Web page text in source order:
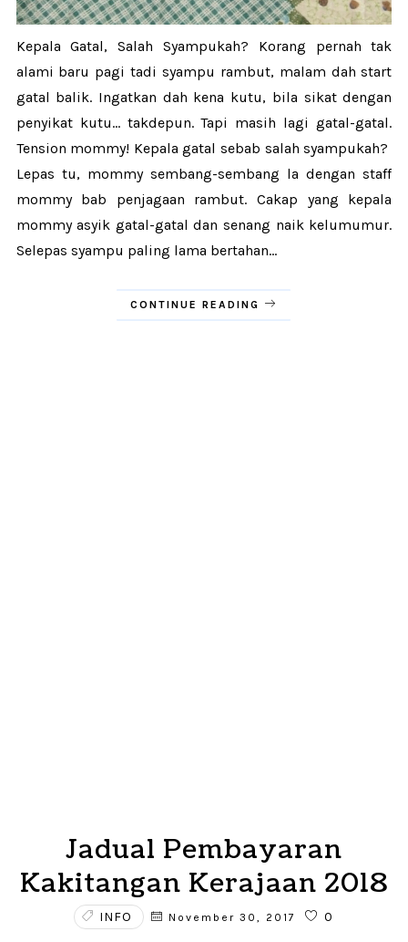
Kepala Gatal, Salah Syampukah? Korang pernah tak
alami baru pagi tadi syampu rambut, malam dah start
gatal balik. Ingatkan dah kena kutu, bila sikat dengan
penyikat kutu... takdepun. Tapi masih lagi gatal-gatal.
Tension mommy! Kepala gatal sebab salah syampukah?
Lepas tu, mommy sembang-sembang la dengan staff
mommy bab penjagaan rambut. Cakap yang kepala
mommy asyik gatal-gatal dan senang naik kelumumur.
Selepas syampu paling lama bertahan...
CONTINUE READING
Jadual Pembayaran
Kakitangan Kerajaan 2018
INFO November 30, 2017 0